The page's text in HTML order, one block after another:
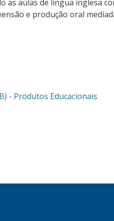
as aulas de língua inglesa
e produção oral
- Produtos Educacionais